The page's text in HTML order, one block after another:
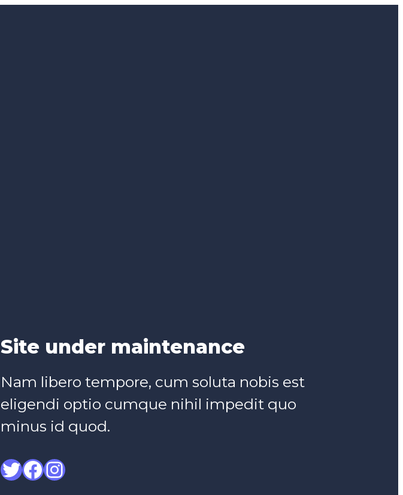
Site under maintenance
Nam libero tempore, cum soluta nobis est
eligendi optio cumque nihil impedit quo
minus id quod.
Twitter
Facebook
Instagram